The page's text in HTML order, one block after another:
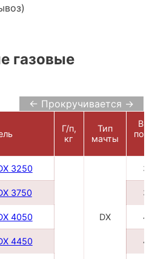
газовые
← Прокручивается →
Г/п,
кг
Тип
мачты
3250
DX
3750
4050
4450